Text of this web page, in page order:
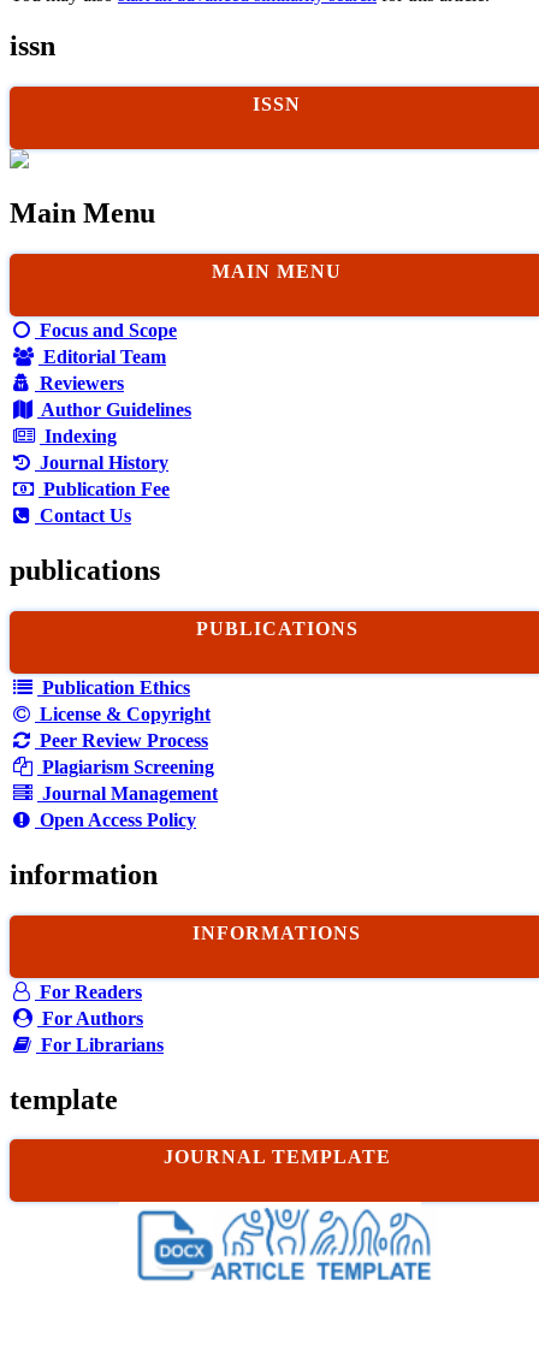
issn
ISSN
Main Menu
MAIN MENU
Focus and Scope
Editorial Team
Reviewers
Author Guidelines
Indexing
Journal History
Publication Fee
Contact Us
publications
PUBLICATIONS
Publication Ethics
License & Copyright
Peer Review Process
Plagiarism Screening
Journal Management
Open Access Policy
information
INFORMATIONS
For Readers
For Authors
For Librarians
template
JOURNAL TEMPLATE